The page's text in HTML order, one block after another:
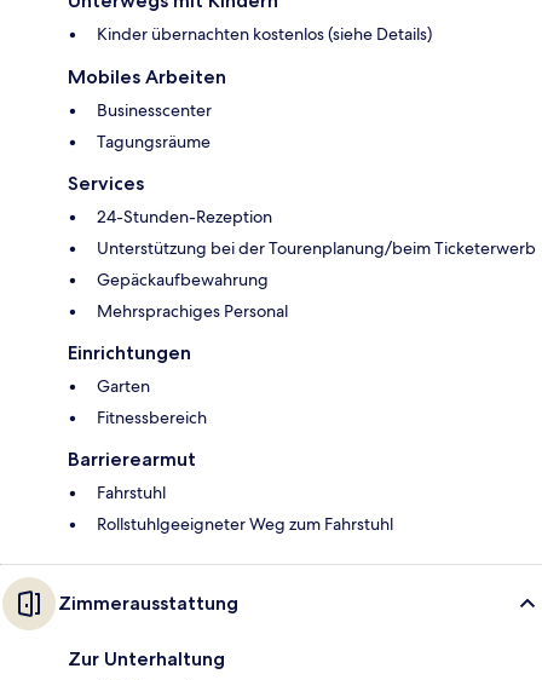
Kinder übernachten kostenlos (siehe Details)
Mobiles Arbeiten
Businesscenter
Tagungsräume
Services
24-Stunden-Rezeption
Unterstützung bei der Tourenplanung/beim Ticketerwerb
Gepäckaufbewahrung
Mehrsprachiges Personal
Einrichtungen
Garten
Fitnessbereich
Barrierearmut
Fahrstuhl
Rollstuhlgeeigneter Weg zum Fahrstuhl
Zimmerausstattung
Zur Unterhaltung